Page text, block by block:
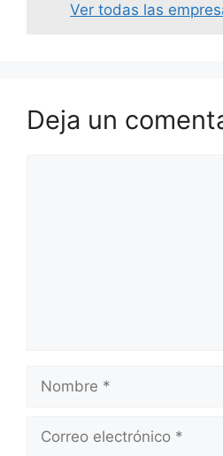
Ver todas las
Deja un
Nombre
Correo